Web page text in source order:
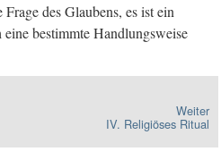
des Glaubens, es ist ein
bestimmte Handlungsweise
Weiter
IV. Religiöses Ritual